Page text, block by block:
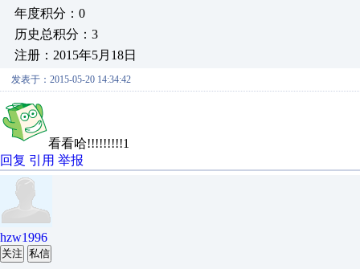
年度积分：0
历史总积分：3
注册：2015年5月18日
发表于：2015-05-20 14:34:42
看看哈!!!!!!!!!1
回复 引用 举报
hzw1996
关注 私信